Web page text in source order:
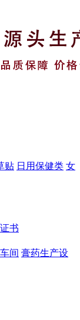
贴 日用保健类 女
书
间 膏药生产设